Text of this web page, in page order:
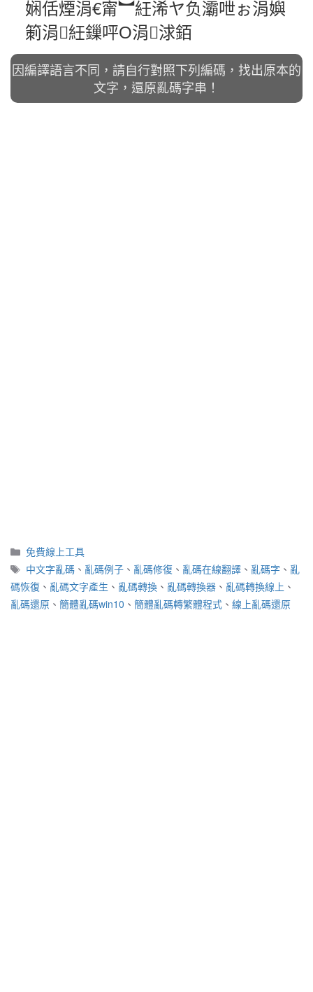
娴佸煙涓€甯︼紝浠ヤ负灞呭ぉ涓嬩
箣涓紝鏁呯О涓浗銆
因編譯語言不同，請自行對照下列編碼，找出原本的
文字，還原亂碼字串！
分
類
免費線上工具
標
籤
中文字亂碼 、 亂碼例子 、 亂碼修復 、 亂碼在線翻譯 、 亂碼字 、 亂
碼恢復 、 亂碼文字產生 、 亂碼轉換 、 亂碼轉換器 、 亂碼轉換線上 、
亂碼還原 、 簡體亂碼win10 、 簡體亂碼轉繁體程式 、 線上亂碼還原